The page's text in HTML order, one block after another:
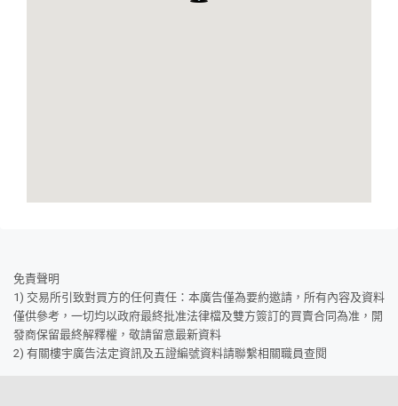
免責聲明
1) 交易所引致對買方的任何責任：本廣告僅為要約邀請，所有內容及資料
僅供參考，一切均以政府最終批准法律檔及雙方簽訂的買賣合同為准，開
發商保留最終解釋權，敬請留意最新資料
2) 有關樓宇廣告法定資訊及五證編號資料請聯繫相關職員查閱